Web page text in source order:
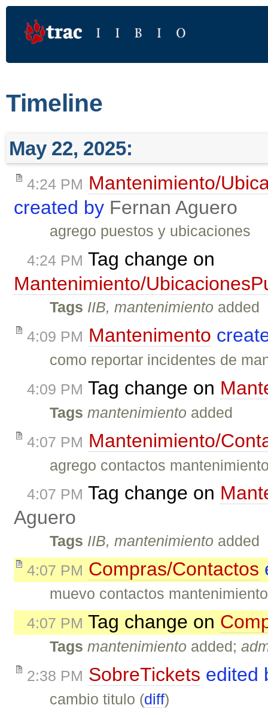
Timeline
May 22, 2025:
4:24 PM Mantenimiento/
created by Fernan Aguero
agrego puestos y ubicaciones
4:24 PM Tag change on
Mantenimiento/
Tags IIB, mantenimiento added
4:09 PM Mantenimento
como reportar incidentes de
4:09 PM Tag change on
Tags mantenimiento added
4:07 PM Mantenimiento/
agrego contactos
4:07 PM Tag change on
Aguero
Tags IIB, mantenimiento added
4:07 PM Compras/Contactos
muevo contactos
4:07 PM Tag change on
Tags mantenimiento added;
2:38 PM SobreTickets edited
cambio titulo (diff)